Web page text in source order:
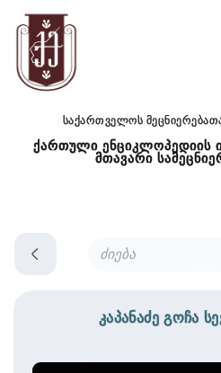
საქართველოს
ქართული ენციკლოპედიის
მთავარი
კაპანაძე გოჩა